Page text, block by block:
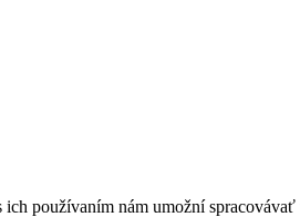
používaním nám umožní